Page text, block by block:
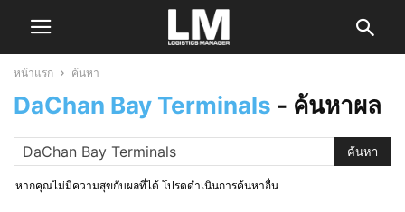
หน้าแรก ค้นหา
DaChan Bay Terminals - ค้นหาผล
หากคุณไม่มีความสุขกับผลที่ได้ โปรดดำเนินการค้นหาอื่น